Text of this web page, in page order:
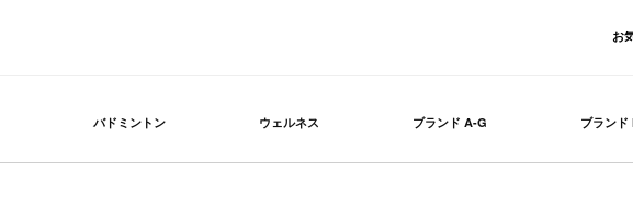
お
バドミントン ウェルネス ブランド A-G ブランド